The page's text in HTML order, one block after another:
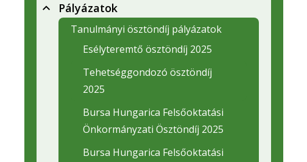
Pályázatok
Tanulmányi ösztöndíj pályázatok
Esélyteremtő ösztöndíj 2025
Tehetséggondozó ösztöndíj
2025
Bursa Hungarica Felsőoktatási
Önkormányzati Ösztöndíj 2025
Bursa Hungarica Felsőoktatási